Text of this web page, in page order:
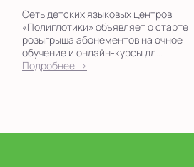
Сеть детских языковых центров
«Полиглотики» объявляет о старте
розыгрыша абонементов на очное
обучение и онлайн-курсы дл...
Подробнее →